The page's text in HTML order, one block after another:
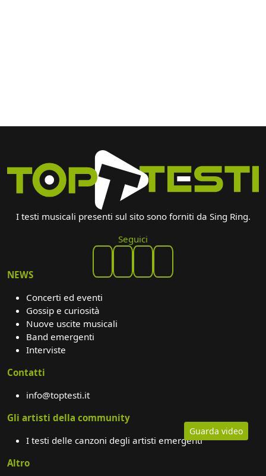
Guarda video
I testi musicali presenti sul sito sono forniti da Sing Ring.
Seguici
NEWS
Concerti ed eventi
Gossip e curiosità
Nuove uscite musicali
Band emergenti
Interviste
Contatti
info@toptesti.it
Gli artisti della community
I testi delle canzoni degli artisti emergenti
Altro